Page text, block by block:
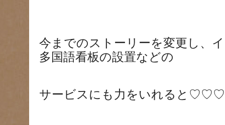
今までのストーリーを変更し、
多国語看板の設置などの
サービスにも力をいれると♡♡♡